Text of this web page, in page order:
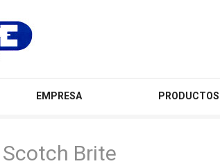
EMPRESA PRODUCTOS
Brite